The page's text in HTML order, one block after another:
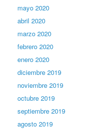
mayo 2020
abril 2020
marzo 2020
febrero 2020
enero 2020
diciembre 2019
noviembre 2019
octubre 2019
septiembre 2019
agosto 2019